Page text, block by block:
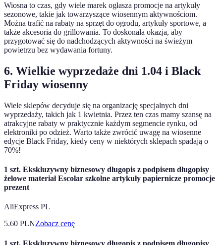
Wiosna to czas, gdy wiele marek ogłasza promocje na artykuły
sezonowe, takie jak towarzyszące wiosennym aktywnościom.
Można trafić na rabaty na sprzęt do ogrodu, artykuły sportowe, a
także akcesoria do grillowania. To doskonała okazja, aby
przygotować się do nadchodzących aktywności na świeżym
powietrzu bez wydawania fortuny.
6. Wielkie wyprzedaże dni 1.04 i Black
Friday wiosenny
Wiele sklepów decyduje się na organizację specjalnych dni
wyprzedaży, takich jak 1 kwietnia. Przez ten czas mamy szansę na
atrakcyjne rabaty w praktycznie każdym segmencie rynku, od
elektroniki po odzież. Warto także zwrócić uwagę na wiosenne
edycje Black Friday, kiedy ceny w niektórych sklepach spadają o
70%!
1 szt. Ekskluzywny biznesowy długopis z podpisem długopisy
żelowe materiał Escolar szkolne artykuły papiernicze promocje
prezent
AliExpress PL
5.60 PLNZobacz cenę
1 szt. Ekskluzywny biznesowy długopis z podpisem długopisy